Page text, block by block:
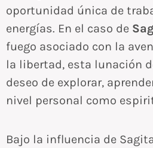
oportunidad única de
energías. En el caso de
fuego asociado con la
la libertad, esta lunación
deseo de explorar,
nivel personal como
Bajo la influencia de